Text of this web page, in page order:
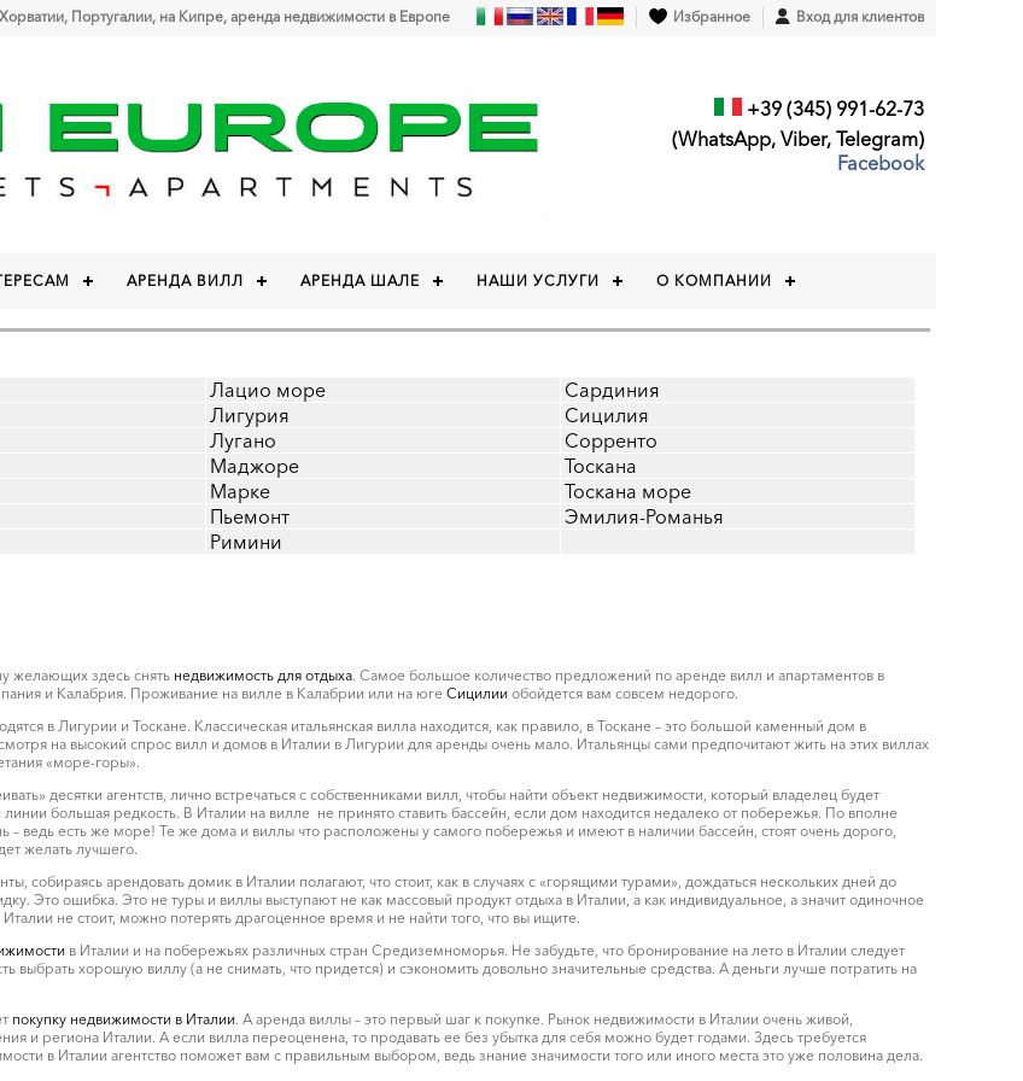
Португалии, на Кипре, аренда недвижимости в Европе Избранное Вход для клиентов
+39 (345) 991-62-73
(WhatsApp, Viber, Telegram)
Facebook
АРЕНДА ВИЛЛ АРЕНДА ШАЛЕ НАШИ УСЛУГИ О КОМПАНИИ
Лацио море
Сардиния
Лигурия
Сицилия
Лугано
Сорренто
Маджоре
Тоскана
Марке
Тоскана море
Пьемонт Эмилия-Романья
Римини
желающих здесь снять недвижимость для отдыха. Самое большое количество предложений по аренде вилл и апартаментов в
и Калабрия. Проживание на вилле в Калабрии или на юге Сицилии обойдется вам совсем недорого.
в Лигурии и Тоскане. Классическая итальянская вилла находится, как правило, в Тоскане – это большой каменный дом в
на высокий спрос вилл и домов в Италии в Лигурии для аренды очень мало. Итальянцы сами предпочитают жить на этих виллах
«море-горы».
десятки агентств, лично встречаться с собственниками вилл, чтобы найти объект недвижимости, который владелец будет
большая редкость. В Италии на вилле не принято ставить бассейн, если дом находится недалеко от побережья. По вполне
ведь есть же море! Те же дома и виллы что расположены у самого побережья и имеют в наличии бассейн, стоят очень дорого,
желать лучшего.
собираясь арендовать домик в Италии полагают, что стоит, как в случаях с «горящими турами», дождаться нескольких дней до
Это ошибка. Это не туры и виллы выступают не как массовый продукт отдыха в Италии, а как индивидуальное, а значит одиночное
не стоит, можно потерять драгоценное время и не найти того, что вы ищите.
в Италии и на побережьях различных стран Средиземноморья. Не забудьте, что бронирование на лето в Италии следует
выбрать хорошую виллу (а не снимать, что придется) и сэкономить довольно значительные средства. А деньги лучше потратить на
покупку недвижимости в Италии. А аренда виллы – это первый шаг к покупке. Рынок недвижимости в Италии очень живой,
и региона Италии. А если вилла переоценена, то продавать ее без убытка для себя можно будет годами. Здесь требуется
в Италии агентство поможет вам с правильным выбором, ведь знание значимости того или иного места это уже половина дела.